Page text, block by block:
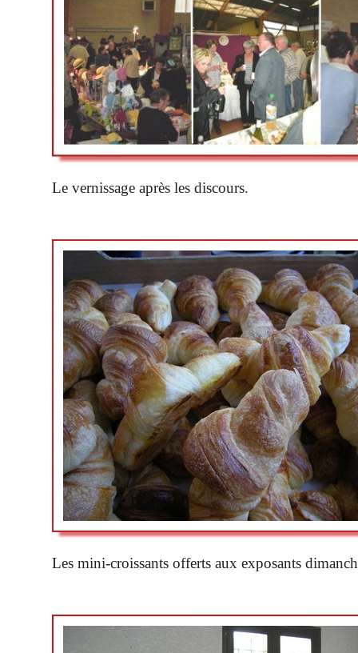
Le vernissage après les discours.
Les mini-croissants offerts aux exposants